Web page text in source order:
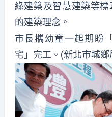
綠建築及智慧建築等
的建築理念。
市長攜幼童一起期盼
宅」完工。(新北市城鄉